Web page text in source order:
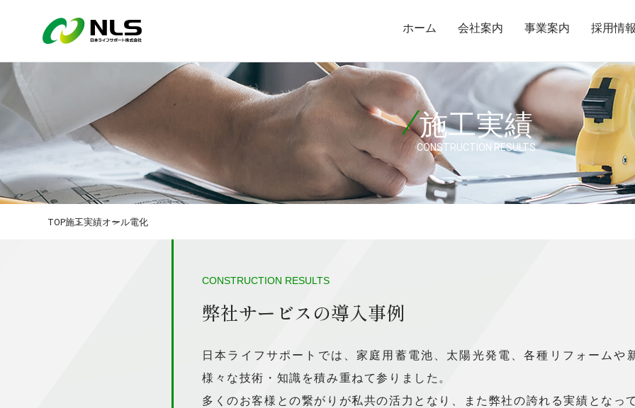
ホーム 会社案内 事業案内 採用情
施工実績
CONSTRUCTION RESULTS
TOP施工実績オール電化
CONSTRUCTION RESULTS
弊社サービスの導入事例
日本ライフサポートでは、家庭用蓄電池、太陽光発電、各種リフォームや
様々な技術・知識を積み重ねて参りました。
多くのお客様との繋がりが私共の活力となり、また弊社の誇れる実績となっ